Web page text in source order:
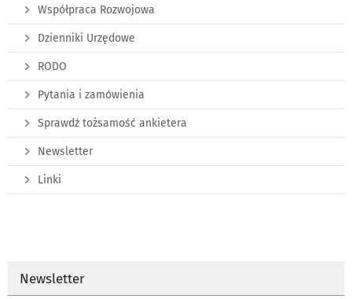
Współpraca Rozwojowa
Dzienniki Urzędowe
RODO
Pytania i zamówienia
Sprawdź tożsamość ankietera
Newsletter
Linki
Newsletter